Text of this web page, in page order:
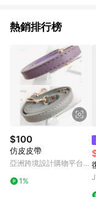
熱銷排行榜
$100
仿皮皮帶
亞洲跨境設計購物平台
1%